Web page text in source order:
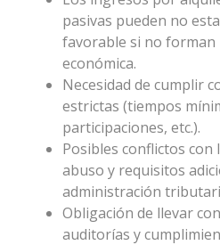
pasivas pueden no
favorable si no forman
económica.
Necesidad de cumplir
estrictas (tiempos
participaciones, etc.).
Posibles conflictos
abuso y requisitos
administración
Obligación de llevar
auditorías y